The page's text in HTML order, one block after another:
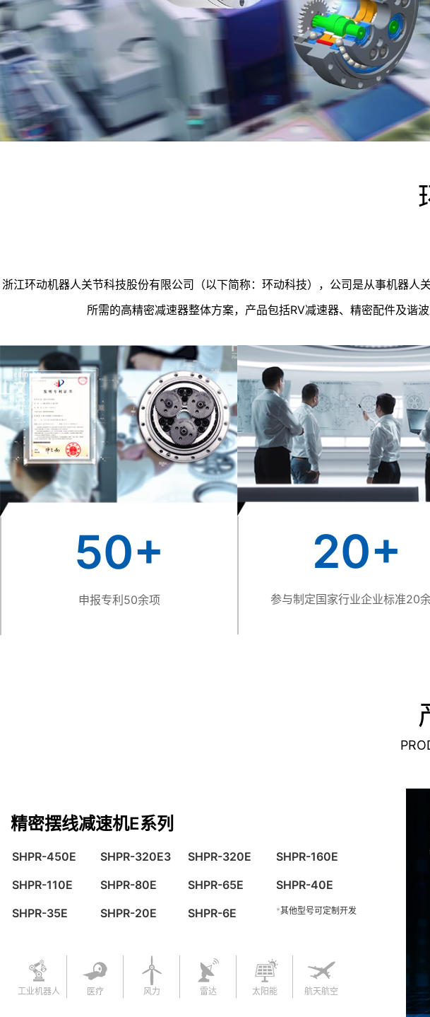
浙江环动机器人关节科技股份有限公司（以下简称：环动科技），公司是从事机器
所需的高精密减速器整体方案，产品包括RV减速器、精密配件及谐
50+
申报专利50余项
20+
参与制定国家行业企业标准20
精密摆线减速机E系列
SHPR-450E SHPR-320E3 SHPR-320E
SHPR-160E
SHPR-110E
SHPR-80E SHPR-65E
SHPR-40E
SHPR-35E
SHPR-20E SHPR-6E *其他型号可定制开发
工业机器人 医疗 风力 雷达 太阳能 航天航空